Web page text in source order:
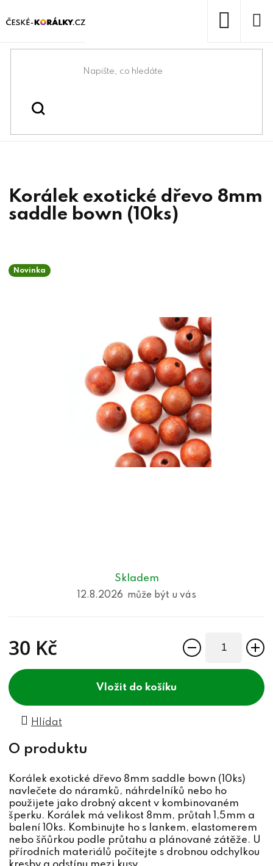
na
Domů
Korálky
Skladem
12.8.2026
30 Kč
do košíku
Hlídat
Korálek exotické dřevo 8mm
saddle bown (10ks)
Novinka
Korálek exotické dřevo 8mm saddle bown (10ks)
navlečete do náramků, náhrdelníků nebo ho
použijete jako drobný akcent v kombinovaném
šperku. Korálek má velikost 8mm, průtah 1,5mm a
balení 10ks. Kombinujte ho s lankem, elastomerem
nebo šňůrkou podle průtahu a plánované zátěže. U
přírodních materiálů počítejte s drobnou odchylkou